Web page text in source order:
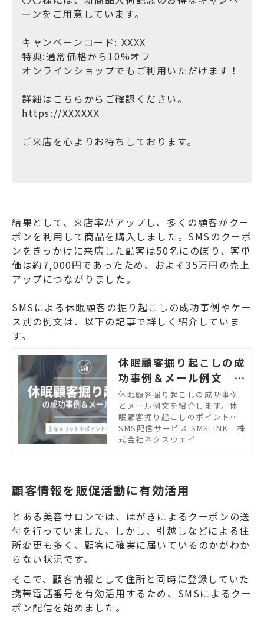
ーンをご用意しています。
キャンペーンコード: XXXX
特典:通常価格から10%オフ
オンラインショップでもご利用いただけます！
詳細はこちらからご確認ください。
https://XXXXXX
ご来店を心よりお待ちしております。
結果として、来店率がアップし、多くの顧客がクー
ポンを利用して商品を購入しました。SMSのクーポ
ンをきっかけに来店した顧客は50名にのぼり、客単
価は約7,000円であったため、およそ35万円の売上
アップにつながりました。
SMSによる休眠顧客の掘り起こしの成功事例やケー
ス別の例文は、以下の記事で詳しく紹介していま
す。
休眠顧客掘り起こしの成
功事例＆メール例文｜主
なメリットやポイントも
紹介
休眠顧客掘り起こしの成功事例
とメール例文を紹介します。休
眠顧客掘り起こしのポイントや
確認ステップについても解説し
ています。効率的にマーケティ
SMS配信サービス SMSLINK - 株
式会社ネクスウェイ
顧客情報を販促活動に有効活用
とある美容サロンでは、はがきによるクーポンの送
付を行っていました。しかし、引越しなどによる住
所変更も多く、顧客に確実に届いているのかがわか
らない状況です。
そこで、顧客情報として住所と同時に登録していた
携帯電話番号を有効活用するため、SMSによるクー
ポン配信を始めました。